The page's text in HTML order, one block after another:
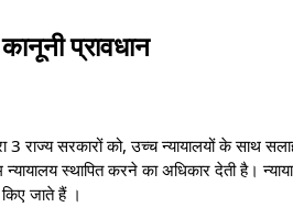
प्रावधान
3 राज्य सरकारों को, उच्च न्यायालयों के साथ
स्थापित करने का अधिकार देती है।
जाते हैं ।